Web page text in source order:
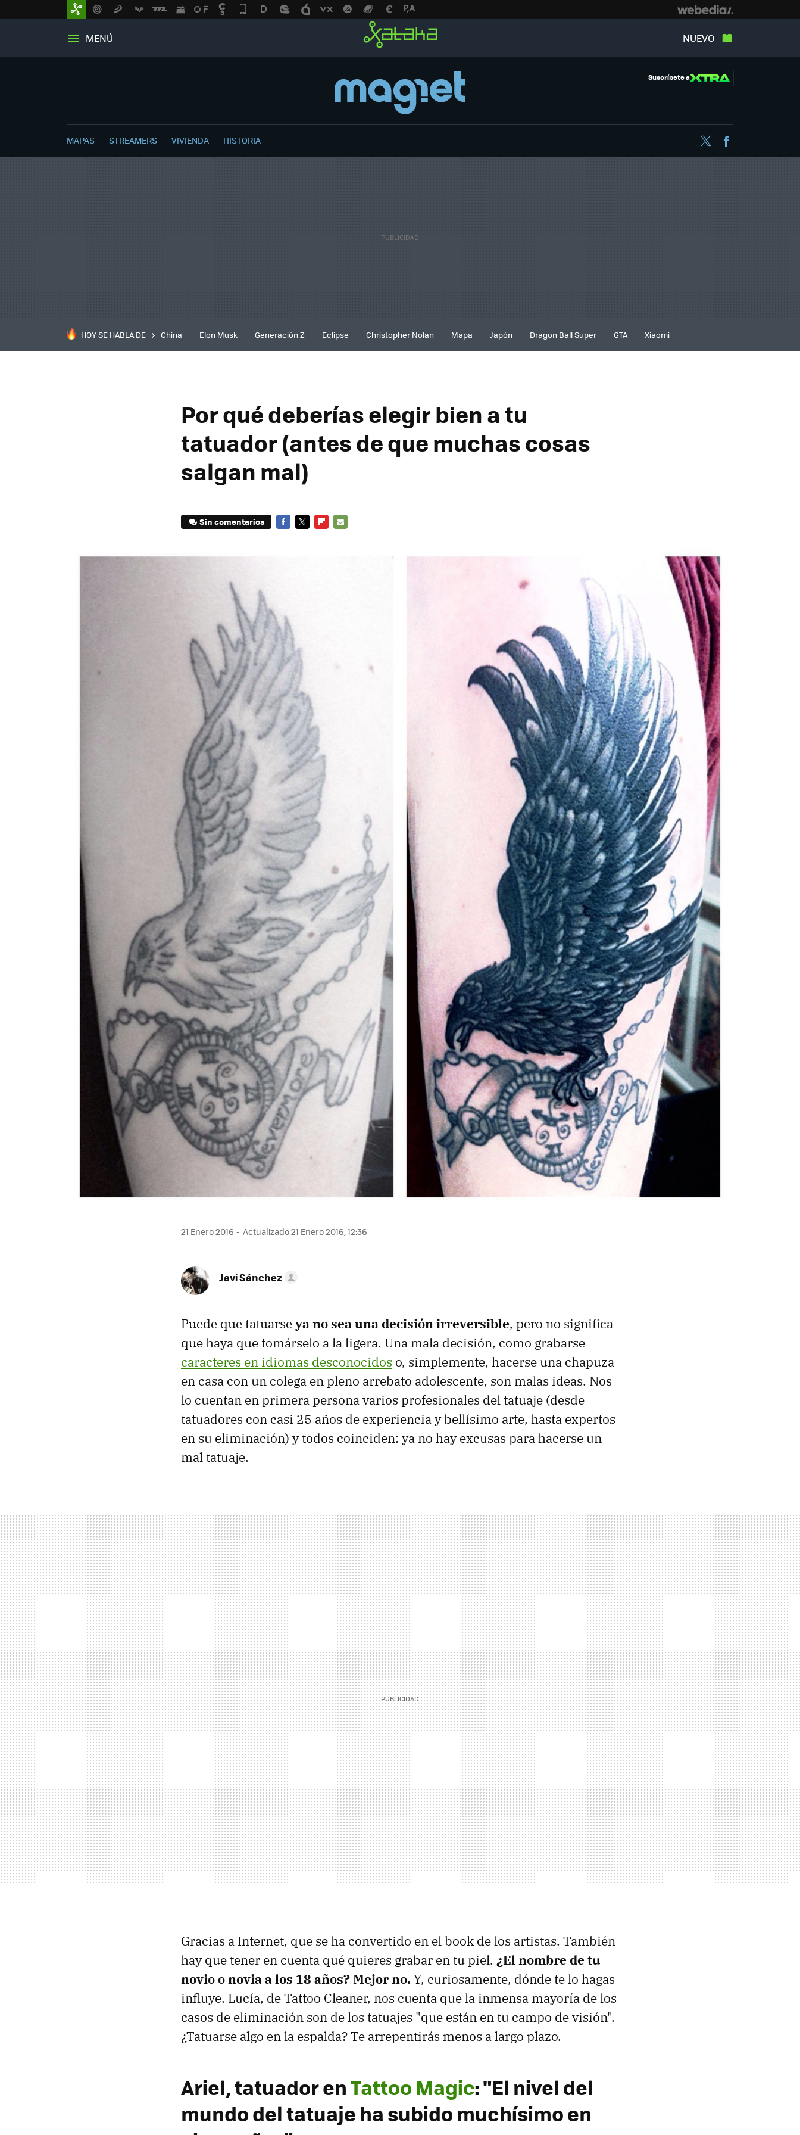
MENÚ NUEVO
Suscríbete a
MAPAS STREAMERS VIVIENDA HISTORIA Twitter
HOY SE HABLA DE China Elon Musk Generación Z Eclipse Christopher Nolan Mapa Japón Dragon Ball Super GTA Xiaomi
Por qué deberías elegir bien a tu
tatuador (antes de que muchas cosas
salgan mal)
Sin comentarios
21 Enero 2016 Actualizado 21 Enero 2016, 12:36
Javi Sánchez
Puede que tatuarseya no sea una decisión irreversible, pero no significa
que haya que tomárselo a la ligera. Una mala decisión, como grabarse
caracteres en idiomas desconocidos o, simplemente, hacerse una chapuza
en casa con un colega en pleno arrebato adolescente, son malas ideas. Nos
lo cuentan en primera persona varios profesionales del tatuaje (desde
tatuadores con casi 25 años de experiencia y bellísimo arte, hasta expertos
en su eliminación) y todos coinciden: ya no hay excusas para hacerse un
mal tatuaje.
Gracias a Internet, que se ha convertido en el book de los artistas. También
hay que tener en cuenta qué quieres grabar en tu piel. ¿El nombre de tu
novio o novia a los 18 años? Mejor no. Y, curiosamente, dónde te lo hagas
influye. Lucía, de Tattoo Cleaner, nos cuenta que la inmensa mayoría de los
casos de eliminación son de los tatuajes "que están en tu campo de visión".
¿Tatuarse algo en la espalda? Te arrepentirás menos a largo plazo.
Ariel, tatuador enTattoo Magic: "El nivel del
mundo del tatuaje ha subido muchísimo en